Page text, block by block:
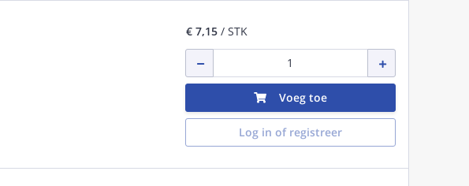
€ 7,15/ STK
Voeg toe
Log in of registreer